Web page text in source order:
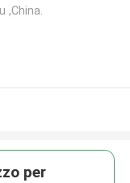
,China.
per